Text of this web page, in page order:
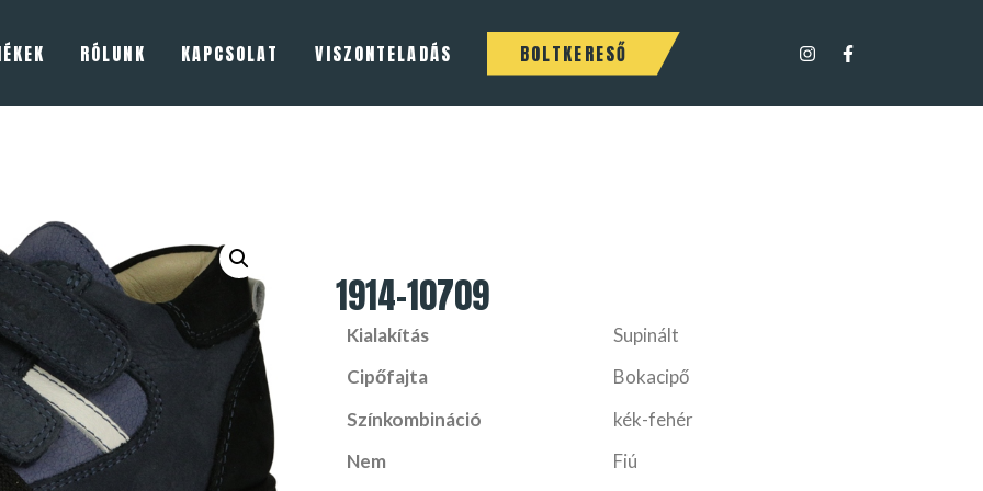
RÓLUNK KAPCSOLAT VISZONTELADÁS BOLTKERESŐ
1914-10709
Kialakítás
Supinált
Cipőfajta
Bokacipő
Színkombináció
kék-fehér
Nem
Fiú